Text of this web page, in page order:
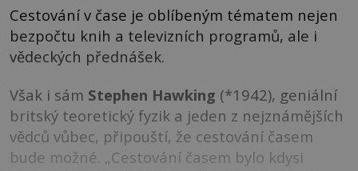
Cestování v čase je oblíbeným tématem nejen
bezpočtu knih a televizních programů, ale i
vědeckých přednášek.
Však i sám Stephen Hawking (*1942), geniální
britský teoretický fyzik a jeden z nejznámějších
vědců vůbec, připouští, že cestování časem
bude možné. „Cestování časem bylo kdysi